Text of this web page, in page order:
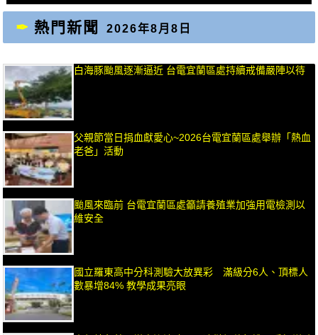
熱門新聞 2026年8月8日
白海豚颱風逐漸逼近 台電宜蘭區處持續戒備嚴陣以待
父親節當日捐血獻愛心~2026台電宜蘭區處舉辦「熱血
老爸」活動
颱風來臨前 台電宜蘭區處籲請養殖業加強用電檢測以
維安全
國立羅東高中分科測驗大放異彩 滿級分6人、頂標人
數暴增84% 教學成果亮眼